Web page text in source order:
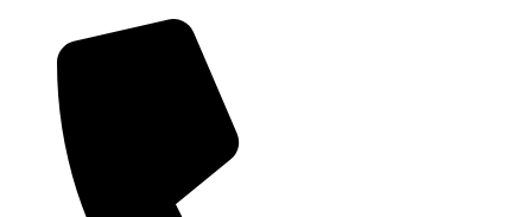
содержимому